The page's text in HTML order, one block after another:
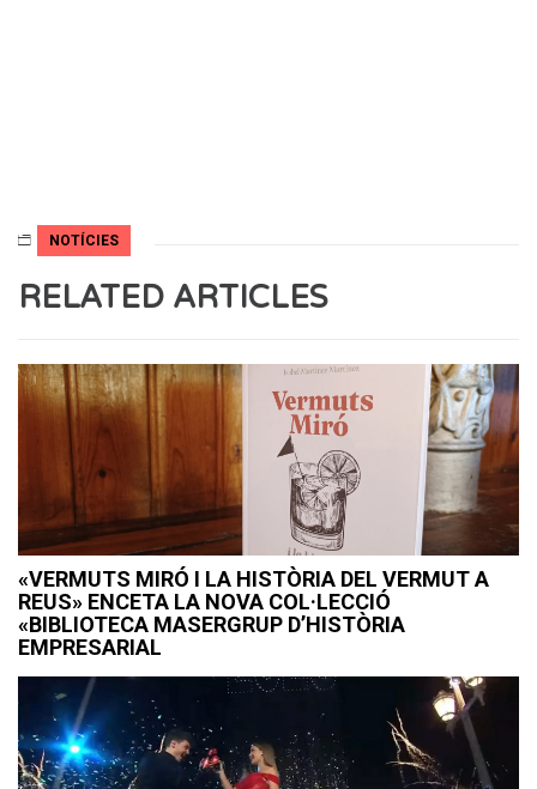
NOTÍCIES
RELATED ARTICLES
«VERMUTS MIRÓ I LA HISTÒRIA DEL VERMUT A
REUS» ENCETA LA NOVA COL·LECCIÓ
«BIBLIOTECA MASERGRUP D’HISTÒRIA
EMPRESARIAL